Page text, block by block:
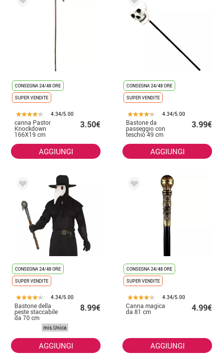
CONSEGNA 24/48 ORE
SUPER VENDITE
4.34/5.00
canna Pastor
Knockdown
166X19 cm
3.50€
AGGIUNGI
CONSEGNA 24/48 ORE
SUPER VENDITE
4.34/5.00
Bastone da
passeggio con
teschio 49 cm
3.99€
AGGIUNGI
CONSEGNA 24/48 ORE
SUPER VENDITE
4.34/5.00
Bastone della
peste staccabile
da 70 cm
8.99€
mis.Unica
AGGIUNGI
CONSEGNA 24/48 ORE
SUPER VENDITE
4.34/5.00
Canna magica
da 81 cm 4.99€
AGGIUNGI